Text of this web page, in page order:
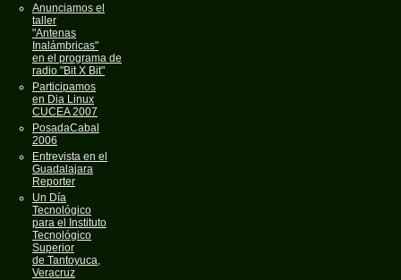
Anunciamos el
taller
"Antenas
Inalámbricas"
en el programa de
radio "Bit X Bit"
Participamos
en Dia Linux
CUCEA 2007
PosadaCabal
2006
Entrevista en el
Guadalajara
Reporter
Un Día
Tecnológico
para el Instituto
Tecnológico
Superior
de Tantoyuca,
Veracruz